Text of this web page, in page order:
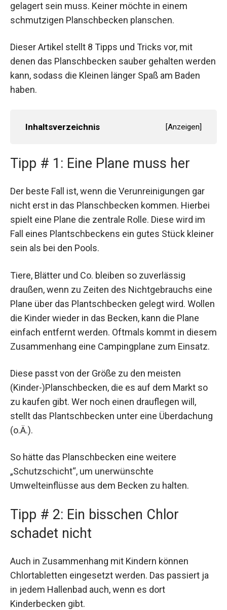
gelagert sein muss. Keiner möchte in einem
schmutzigen Planschbecken planschen.
Dieser Artikel stellt 8 Tipps und Tricks vor, mit
denen das Planschbecken sauber gehalten werden
kann, sodass die Kleinen länger Spaß am Baden
haben.
Inhaltsverzeichnis [Anzeigen]
Tipp # 1: Eine Plane muss her
Der beste Fall ist, wenn die Verunreinigungen gar
nicht erst in das Planschbecken kommen. Hierbei
spielt eine Plane die zentrale Rolle. Diese wird im
Fall eines Plantschbeckens ein gutes Stück kleiner
sein als bei den Pools.
Tiere, Blätter und Co. bleiben so zuverlässig
draußen, wenn zu Zeiten des Nichtgebrauchs eine
Plane über das Plantschbecken gelegt wird. Wollen
die Kinder wieder in das Becken, kann die Plane
einfach entfernt werden. Oftmals kommt in diesem
Zusammenhang eine Campingplane zum Einsatz.
Diese passt von der Größe zu den meisten
(Kinder-)Planschbecken, die es auf dem Markt so
zu kaufen gibt. Wer noch einen drauflegen will,
stellt das Plantschbecken unter eine Überdachung
(o.Ä.).
So hätte das Planschbecken eine weitere
„Schutzschicht“, um unerwünschte
Umwelteinflüsse aus dem Becken zu halten.
Tipp # 2: Ein bisschen Chlor
schadet nicht
Auch in Zusammenhang mit Kindern können
Chlortabletten eingesetzt werden. Das passiert ja
in jedem Hallenbad auch, wenn es dort
Kinderbecken gibt.